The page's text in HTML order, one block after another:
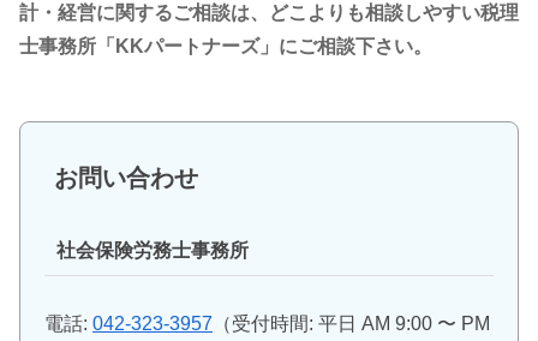
計・経営に関するご相談は、どこよりも相談しやすい税理
士事務所「KKパートナーズ」にご相談下さい。
お問い合わせ
社会保険労務士事務所
電話: 042-323-3957 （受付時間: 平日 AM 9:00 〜 PM